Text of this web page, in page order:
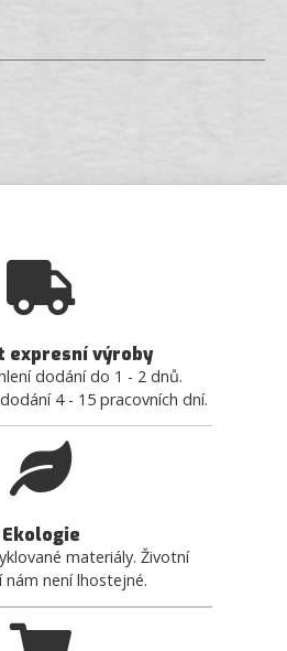
expresní výroby
dodání do 1 - 2 dnů.
4 - 15 pracovních dní.
Ekologie
materiály. Životní
není lhostejné.